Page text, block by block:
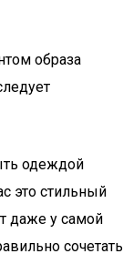
образа
одеждой
это стильный
даже у самой
сочетать